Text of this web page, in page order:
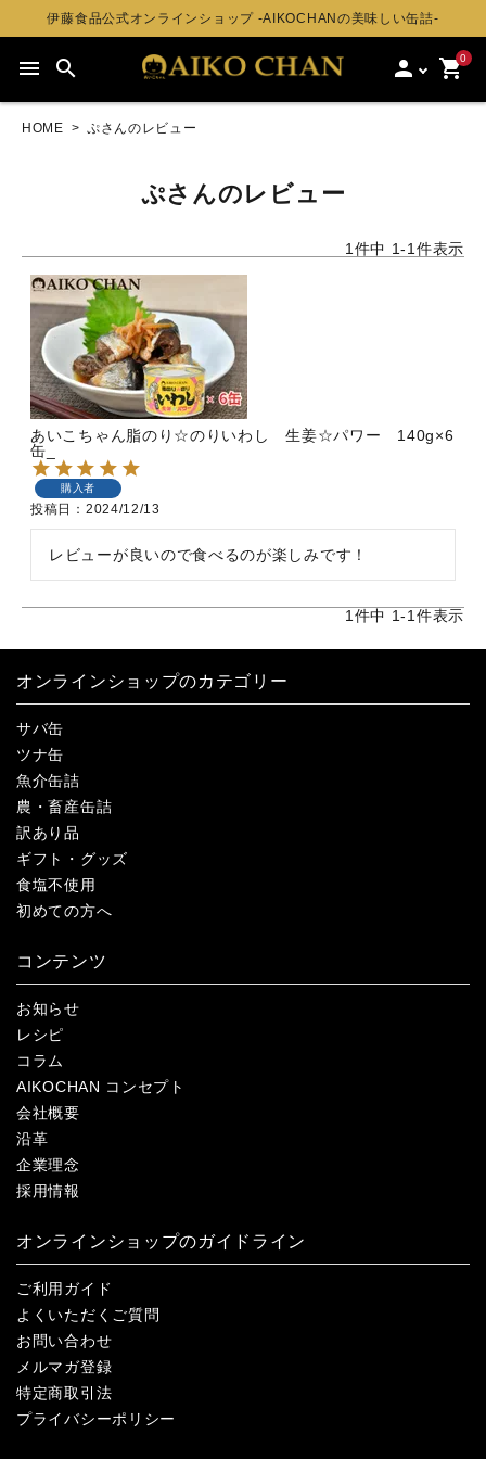
伊藤食品公式オンラインショップ -AIKOCHANの美味しい缶詰-
menu search person 0
shopping_cart
HOME ぷさんのレビュー
ぷさんのレビュー
1 件中 1-1 件表示
あいこちゃん脂のり☆のりいわし 生姜☆パワー 140g×6
缶_
購入者
投稿日 2024/12/13
レビューが良いので食べるのが楽しみです！
1 件中 1-1 件表示
オンラインショップのカテゴリー
サバ缶
ツナ缶
魚介缶詰
農・畜産缶詰
訳あり品
ギフト・グッズ
食塩不使用
初めての方へ
コンテンツ
お知らせ
レシピ
コラム
AIKOCHAN コンセプト
会社概要
沿革
企業理念
採用情報
オンラインショップのガイドライン
ご利用ガイド
よくいただくご質問
お問い合わせ
メルマガ登録
特定商取引法
プライバシーポリシー